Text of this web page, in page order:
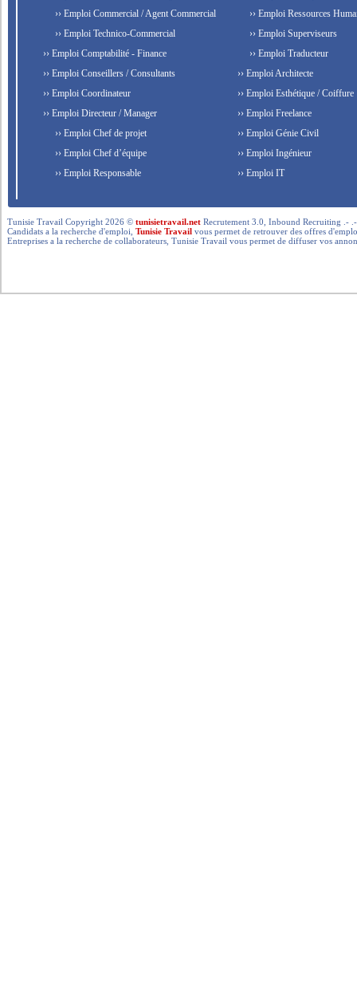
›› Emploi Commercial / Agent Commercial
›› Emploi Technico-Commercial
›› Emploi Comptabilité - Finance
›› Emploi Conseillers / Consultants
›› Emploi Coordinateur
›› Emploi Directeur / Manager
›› Emploi Chef de projet
›› Emploi Chef d’équipe
›› Emploi Responsable
›› Emploi Ressources
›› Emploi Superviseurs
›› Emploi Traducteur
›› Emploi Architecte
›› Emploi Esthétique / Coiffure
›› Emploi Freelance
›› Emploi Génie Civil
›› Emploi Ingénieur
›› Emploi IT
Tunisie Travail Copyright 2026 ©tunisietravail.net Recrutement 3.0, Inbound Recruiting .-
Candidats a la recherche d'emploi,Tunisie Travail vous permet de retrouver des offres
Entreprises a la recherche de collaborateurs, Tunisie Travail vous permet de diffuser vos